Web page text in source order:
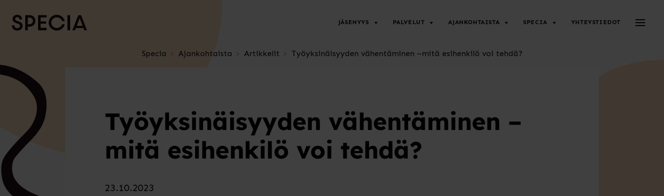
JÄSENYYS PALVELUT AJANKOHTAISTA SPECIA YHTEYSTIEDOT Avaa/
Specia Ajankohtaista Artikkelit Työyksinäisyyden vähentäminen –mitä esihenkilö voi tehdä?
Työyksinäisyyden vähentäminen –
mitä esihenkilö voi tehdä?
23.10.2023